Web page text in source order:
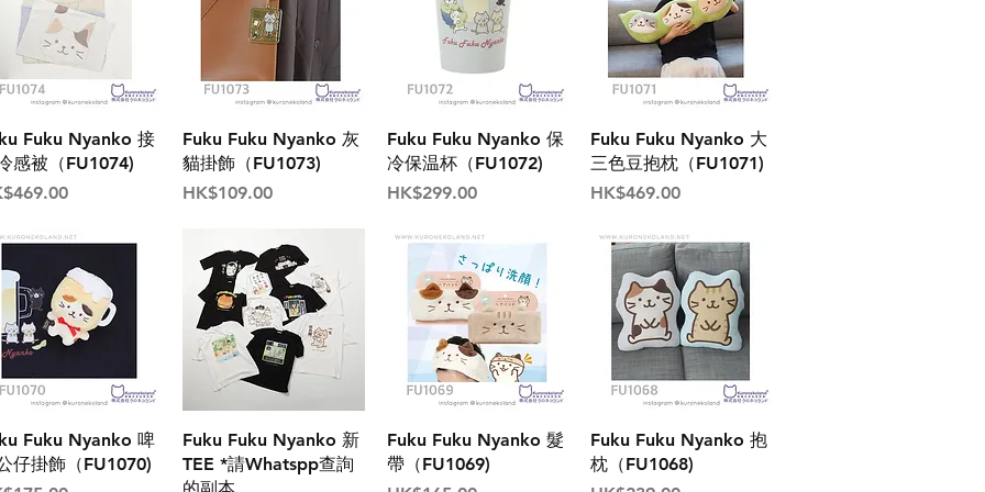
Fuku Nyanko 接
感被（FU1074)
Fuku Fuku Nyanko 灰
貓掛飾（FU1073)
價格
HK$109.00
Fuku Fuku Nyanko 保
冷保温杯（FU1072)
價格
HK$299.00
Fuku Fuku Nyanko 大
三色豆抱枕（FU1071)
價格
HK$469.00
Fuku Nyanko 啤
仔掛飾（FU1070)
Fuku Fuku Nyanko 新
TEE *請Whatspp查詢
的副本
Fuku Fuku Nyanko 髮
帶（FU1069)
Fuku Fuku Nyanko 抱
枕（FU1068)